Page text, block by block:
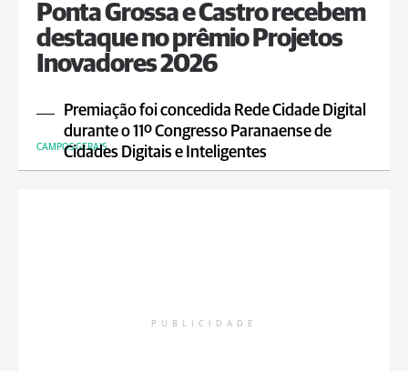
Ponta Grossa e Castro recebem
destaque no prêmio Projetos
Inovadores 2026
Premiação foi concedida Rede Cidade Digital
durante o 11º Congresso Paranaense de
Cidades Digitais e Inteligentes
CAMPOS GERAIS
PUBLICIDADE